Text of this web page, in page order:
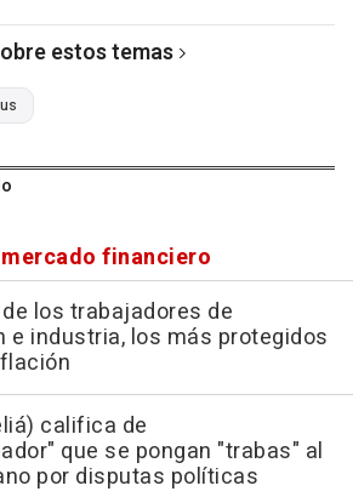
estos temas
financiero
los trabajadores de
e industria, los más protegidos
califica de
que se pongan "trabas" al
por disputas políticas